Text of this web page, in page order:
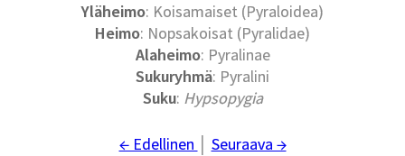
Yläheimo: Koisamaiset (Pyraloidea)
Heimo: Nopsakoisat (Pyralidae)
Alaheimo: Pyralinae
Sukuryhmä: Pyralini
Suku: Hypsopygia
← Edellinen Seuraava →